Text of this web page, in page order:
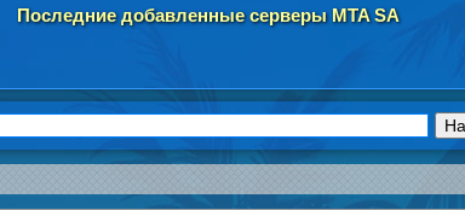
Последние добавленные серверы MTA SA